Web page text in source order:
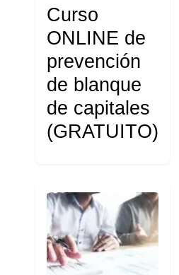
Curso
ONLINE de
prevención
de blanque
de capitales
(GRATUITO)